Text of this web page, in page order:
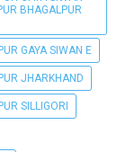
BHAGALPUR
GAYA SIWAN E
JHARKHAND
SILLIGORI